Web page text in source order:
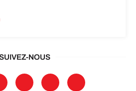
NOUS